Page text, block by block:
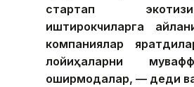
стартап
иштирокчиларга
компаниялар
лойиҳаларни
оширмоқдалар, — деди